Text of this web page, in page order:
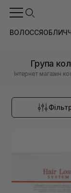
ВОЛОССЯ
Група
Інтернет магазин